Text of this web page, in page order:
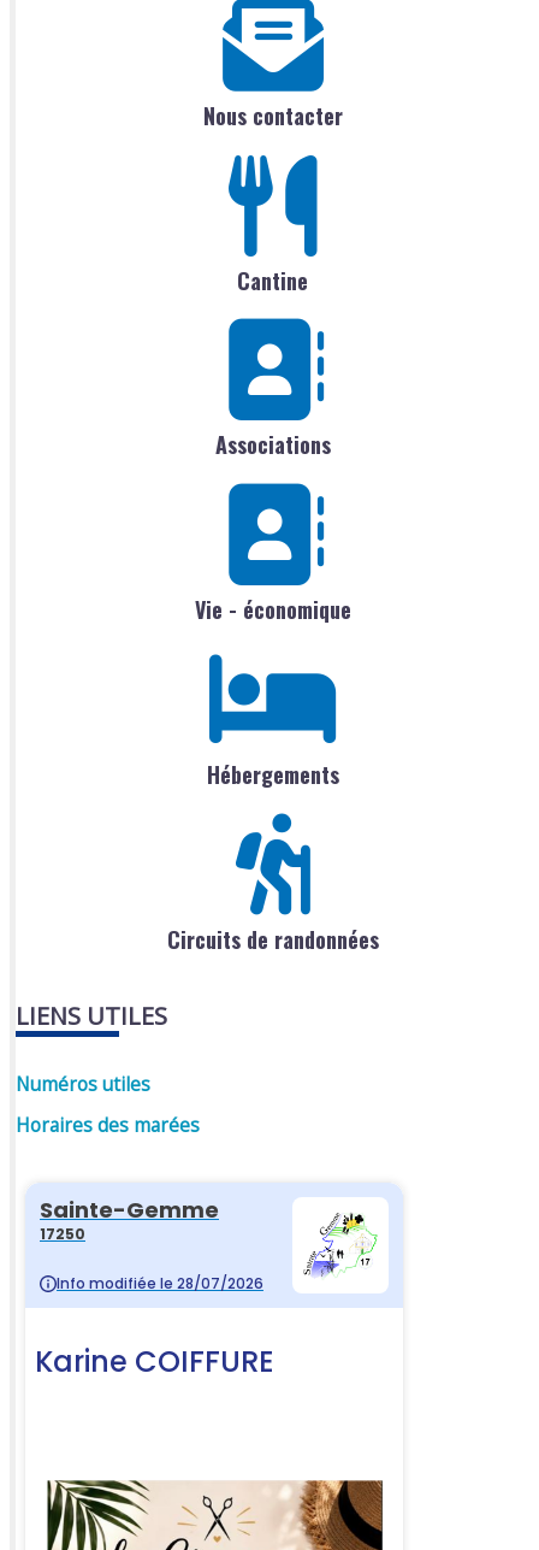
Nous contacter
Cantine
Associations
Vie - économique
Hébergements
Circuits de randonnées
LIENS UTILES
Numéros utiles
Horaires des marées